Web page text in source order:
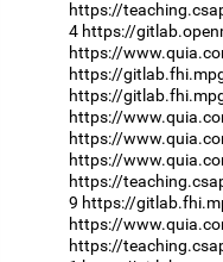
https://
4 https://
https://
https://
https://
https://
https://
https://
https://
9 https://
https://
https://